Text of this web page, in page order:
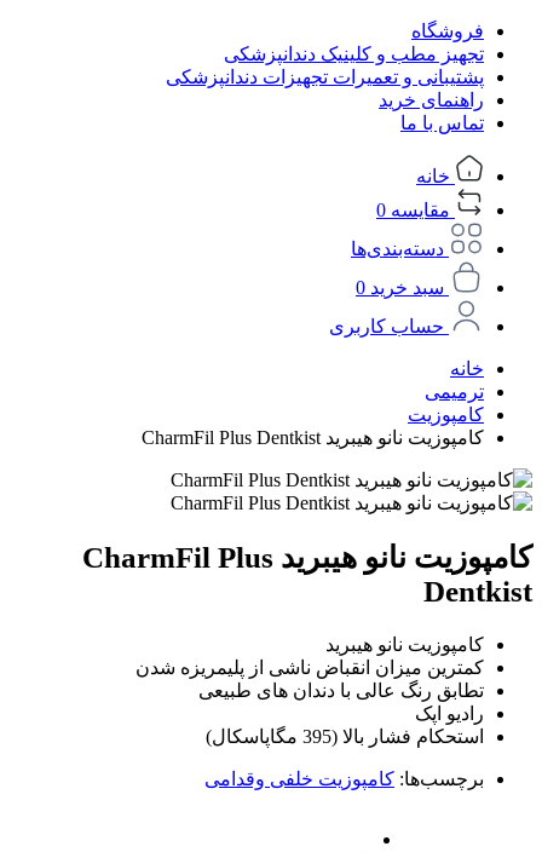
فروشگاه
تجهیز مطب و کلینیک دندانپزشکی
پشتیبانی و تعمیرات تجهیزات دندانپزشکی
راهنمای خرید
تماس با ما
خانه
مقایسه 0
دسته‌بندی‌ها
سبد خرید 0
حساب کاربری
خانه
ترمیمی
کامپوزیت
کامپوزیت نانو هیبرید CharmFil Plus Dentkist
کامپوزیت نانو هیبرید CharmFil Plus
Dentkist
کامپوزیت نانو هیبرید
کمترین میزان انقباض ناشی از پلیمریزه شدن
تطابق رنگ عالی با دندان های طبیعی
رادیو اپک
استحکام فشار بالا (395 مگاپاسکال)
برچسب‌ها: کامپوزیت خلفی وقدامی